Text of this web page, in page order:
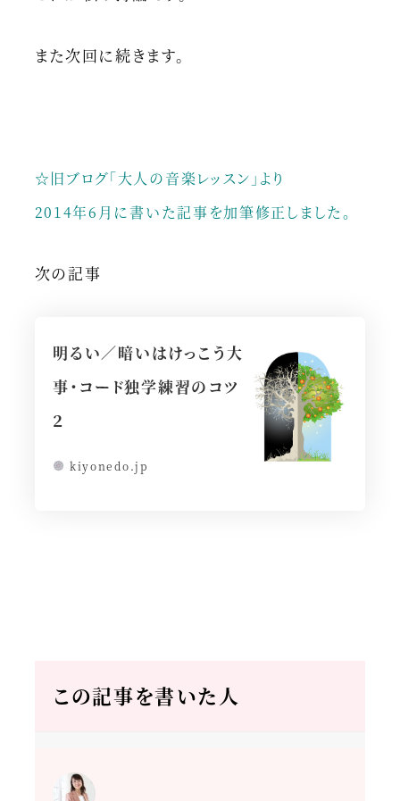
また次回に続きます。
☆旧ブログ「大人の音楽レッスン」より
2014年6月に書いた記事を加筆修正しました。
次の記事
明るい／暗いはけっこう大
事・コード独学練習のコツ
２
kiyonedo.jp
この記事を書いた人